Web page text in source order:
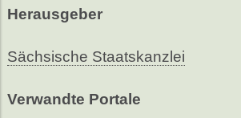
Herausgeber
Sächsische Staatskanzlei
Verwandte Portale